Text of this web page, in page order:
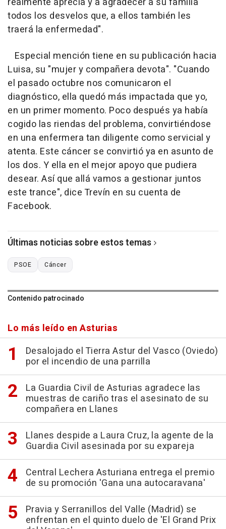
todos los desvelos que, a ellos también les
traerá la enfermedad".
Especial mención tiene en su publicación hacia
Luisa, su "mujer y compañera devota". "Cuando
el pasado octubre nos comunicaron el
diagnóstico, ella quedó más impactada que yo,
en un primer momento. Poco después ya había
cogido las riendas del problema, convirtiéndose
en una enfermera tan diligente como servicial y
atenta. Este cáncer se convirtió ya en asunto de
los dos. Y ella en el mejor apoyo que pudiera
desear. Así que allá vamos a gestionar juntos
este trance", dice Trevín en su cuenta de
Facebook.
Últimas noticias sobre estos temas
PSOE Cáncer
Contenido patrocinado
Lo más leído en Asturias
Desalojado el Tierra Astur del Vasco (Oviedo)
por el incendio de una parrilla
La Guardia Civil de Asturias agradece las
muestras de cariño tras el asesinato de su
compañera en Llanes
Llanes despide a Laura Cruz, la agente de la
Guardia Civil asesinada por su expareja
Central Lechera Asturiana entrega el premio
de su promoción 'Gana una autocaravana'
Pravia y Serranillos del Valle (Madrid) se
enfrentan en el quinto duelo de 'El Grand Prix